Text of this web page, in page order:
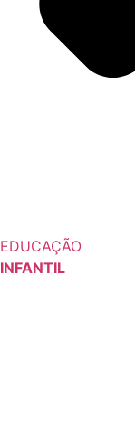
EDUCAÇÃO
INFANTIL